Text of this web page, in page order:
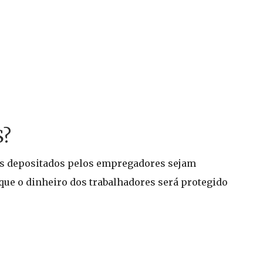
depositados pelos empregadores sejam
o dinheiro dos trabalhadores será protegido